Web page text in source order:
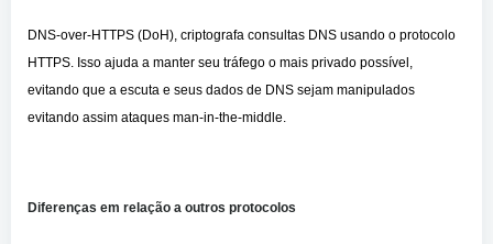
DNS-over-HTTPS (DoH), criptografa consultas DNS usando o protocolo
HTTPS. Isso ajuda a manter seu tráfego o mais privado possível,
evitando que a escuta e seus dados de DNS sejam manipulados
evitando assim ataques man-in-the-middle.
Diferenças em relação a outros protocolos